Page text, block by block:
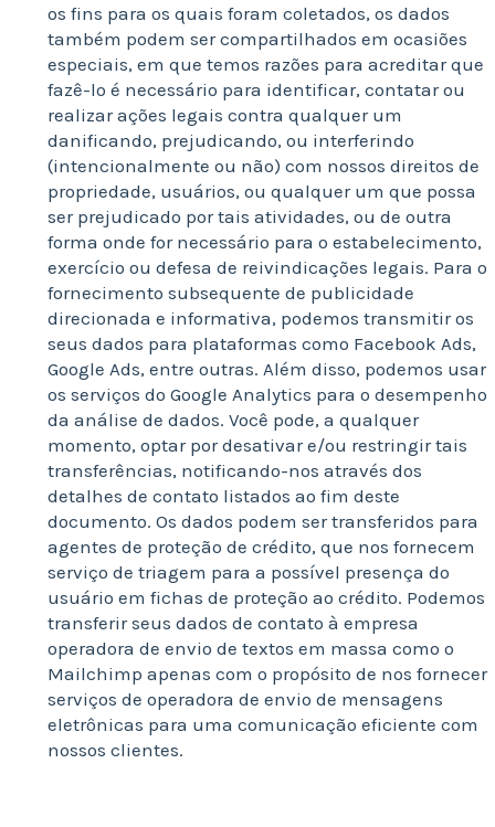
os fins para os quais foram coletados, os dados
também podem ser compartilhados em ocasiões
especiais, em que temos razões para acreditar que
fazê-lo é necessário para identificar, contatar ou
realizar ações legais contra qualquer um
danificando, prejudicando, ou interferindo
(intencionalmente ou não) com nossos direitos de
propriedade, usuários, ou qualquer um que possa
ser prejudicado por tais atividades, ou de outra
forma onde for necessário para o estabelecimento,
exercício ou defesa de reivindicações legais. Para o
fornecimento subsequente de publicidade
direcionada e informativa, podemos transmitir os
seus dados para plataformas como Facebook Ads,
Google Ads, entre outras. Além disso, podemos usar
os serviços do Google Analytics para o desempenho
da análise de dados. Você pode, a qualquer
momento, optar por desativar e/ou restringir tais
transferências, notificando-nos através dos
detalhes de contato listados ao fim deste
documento. Os dados podem ser transferidos para
agentes de proteção de crédito, que nos fornecem
serviço de triagem para a possível presença do
usuário em fichas de proteção ao crédito. Podemos
transferir seus dados de contato à empresa
operadora de envio de textos em massa como o
Mailchimp apenas com o propósito de nos fornecer
serviços de operadora de envio de mensagens
eletrônicas para uma comunicação eficiente com
nossos clientes.